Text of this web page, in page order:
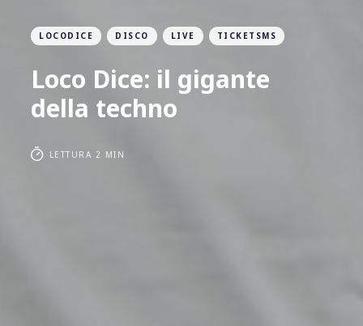
LOCODICE DISCO LIVE TICKETSMS
Loco Dice: il gigante
della techno
LETTURA 2 MIN